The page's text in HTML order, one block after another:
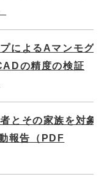
によるAマンモグ
の精度の検証
とその家族を対象
報告
（PDF